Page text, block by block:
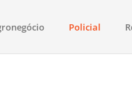
acontecimentos de Boa
Policial